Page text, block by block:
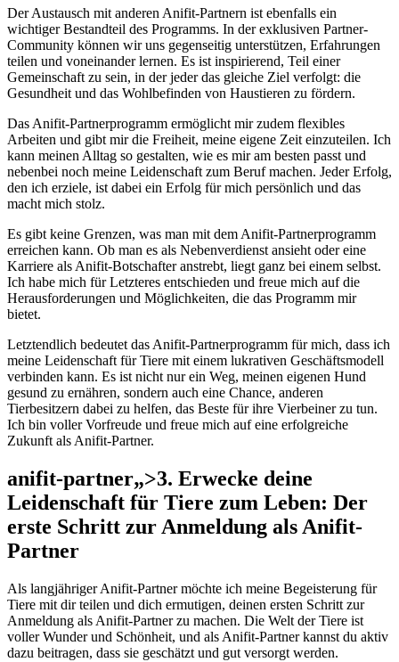
Der Austausch mit anderen Anifit-Partnern‍ ist ebenfalls⁢ ein
wichtiger​ Bestandteil des Programms. In ​der ⁢exklusiven Partner-
Community können wir uns gegenseitig⁣ unterstützen, Erfahrungen
teilen‍ und voneinander⁣ lernen. ⁢Es ist ⁣inspirierend, Teil einer
Gemeinschaft zu ‍sein, in der jeder ​das gleiche Ziel verfolgt:​ die
Gesundheit ​und das Wohlbefinden von⁢ Haustieren zu fördern.
Das Anifit-Partnerprogramm ermöglicht​ mir zudem⁢ flexibles‌
Arbeiten und ‍gibt mir ⁣die Freiheit, ​meine eigene Zeit ‍einzuteilen. Ich
‍kann ‌meinen Alltag so gestalten, wie es mir am besten passt und
nebenbei‌ noch meine Leidenschaft zum Beruf ​machen. Jeder Erfolg,
den ich erziele, ist⁣ dabei ​ein Erfolg​ für mich persönlich und das
macht‌ mich stolz.
Es gibt keine‌ Grenzen, was man mit dem Anifit-Partnerprogramm
erreichen ⁣kann. Ob ⁢man es als ⁣Nebenverdienst ‌ansieht oder‌ eine
Karriere als Anifit-Botschafter anstrebt,‍ liegt ganz bei‌ einem ⁢selbst.
Ich habe mich für Letzteres entschieden⁤ und⁣ freue⁤ mich ⁤auf die
Herausforderungen und Möglichkeiten, die‌ das Programm mir
bietet.
Letztendlich bedeutet das Anifit-Partnerprogramm für mich, dass ich
​meine Leidenschaft‌ für Tiere ⁢mit einem lukrativen Geschäftsmodell
verbinden kann.⁤ Es ist‍ nicht nur ein Weg, meinen eigenen Hund‌
gesund⁤ zu ernähren, sondern auch eine‍ Chance, anderen
⁤Tierbesitzern dabei zu helfen, das Beste für⁣ ihre Vierbeiner zu tun.
Ich bin voller Vorfreude und freue mich ​auf eine erfolgreiche​
Zukunft⁢ als ‌Anifit-Partner.
anifit-partner„>3. Erwecke deine
Leidenschaft für Tiere ⁤zum Leben: Der
erste Schritt zur Anmeldung ⁤als Anifit-
Partner
Als ⁣langjähriger Anifit-Partner ⁤möchte ich meine‍ Begeisterung ‌für⁢
Tiere mit dir teilen und dich ermutigen,‌ deinen⁣ ersten ​Schritt‌ zur
‍Anmeldung als Anifit-Partner zu machen. Die Welt der ⁣Tiere ist
voller ⁢Wunder und Schönheit, und als Anifit-Partner kannst ‍du aktiv
dazu beitragen, dass sie geschätzt‌ und ‌gut versorgt werden.